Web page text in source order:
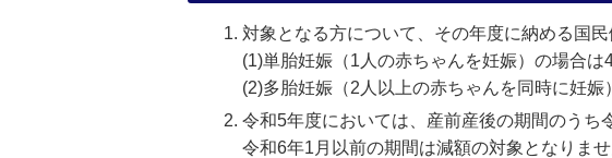
対象となる方について、その年度に納める国
(1)単胎妊娠（1人の赤ちゃんを妊娠）の場合
(2)多胎妊娠（2人以上の赤ちゃんを同時に妊
令和5年度においては、産前産後の期間のう
令和6年1月以前の期間は減額の対象となりませ